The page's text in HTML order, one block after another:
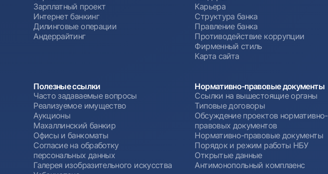
Зарплатный проект
Интернет банкинг
Дилинговые операции
Андеррайтинг
Карьера
Структура банка
Правление банка
Противодействие коррупции
Фирменный стиль
Карта сайта
Полезные ссылки
Часто задаваемые вопросы
Реализуемое имущество
Аукционы
Махаллинский банкир
Офисы и банкоматы
Согласие на обработку
персональных данных
Галерея изобразительного искусства
Нормативно-правовые документы
Ссылки на вышестоящие органы
Типовые договоры
Обсуждение проектов нормативно-
правовых документов
Нормативно-правовые документы
Порядок и режим работы НБУ
Открытые данные
Антимонопольный комплаенс